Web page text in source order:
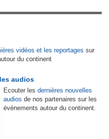
vidéos et les reportages sur
du continent
audios
Ecouter les dernières nouvelles
audios de nos partenaires sur les
événements autour du continent.